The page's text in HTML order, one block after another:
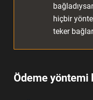
hiçbir
teker
Ödeme yöntemi